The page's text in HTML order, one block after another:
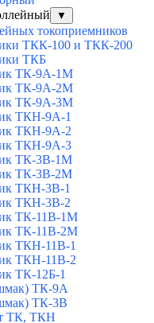
▼
токоприемников
ТКК-100 и ТКК-200
ТКБ
ТК-9А-1М
ТК-9А-2М
ТК-9А-3М
ТКН-9А-1
ТКН-9А-2
ТКН-9А-3
ТК-3В-1М
ТК-3В-2М
ТКН-3В-1
ТКН-3В-2
ТК-11В-1М
ТК-11В-2М
ТКН-11В-1
ТКН-11В-2
ТК-12Б-1
ТК-9А
ТК-3В
ТК, ТКН